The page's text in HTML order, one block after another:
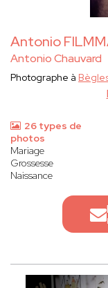
Antonio
Antonio Chauvard
Photographe à
26 types de
photos
Mariage
Grossesse
Naissance